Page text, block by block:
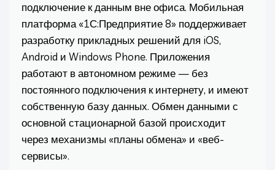
подключение к данным вне офиса. Мобильная
платформа «1С:Предприятие 8» поддерживает
разработку прикладных решений для iOS,
Android и Windows Phone. Приложения
работают в автономном режиме — без
постоянного подключения к интернету, и имеют
собственную базу данных. Обмен данными с
основной стационарной базой происходит
через механизмы «планы обмена» и «веб-
сервисы».